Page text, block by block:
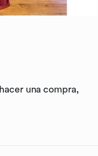
una compra,